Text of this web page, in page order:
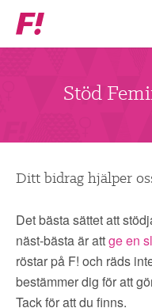
Feministiskt
initiativ
ENGAGERA DIG I F!
ENAD RÖST
Stöd
Ditt bidrag hjälper
Det bästa sättet att
näst-bästa är attge en
röstar på F! och räds
bestämmer dig för att
Tack för att du finns.